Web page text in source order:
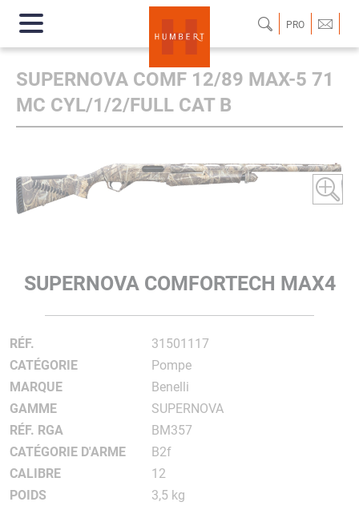
PRO
SUPERNOVA COMF 12/89 MAX-5 71
MC CYL/1/2/FULL CAT B
SUPERNOVA COMFORTECH MAX4
RÉF.
31501117
CATÉGORIE
Pompe
MARQUE
Benelli
GAMME
SUPERNOVA
RÉF. RGA
BM357
CATÉGORIE D'ARME
B2f
CALIBRE
12
POIDS
3,5 kg